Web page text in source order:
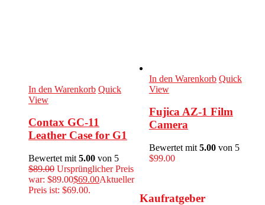
In den Warenkorb Quick
View
Contax GC-11
Leather Case for G1
Bewertet mit 5.00 von 5
$89.00 Ursprünglicher Preis
war: $89.00$69.00Aktueller
Preis ist: $69.00.
In den Warenkorb Quick
View
Fujica AZ-1 Film
Camera
Bewertet mit 5.00von 5
$99.00
Kaufratgeber